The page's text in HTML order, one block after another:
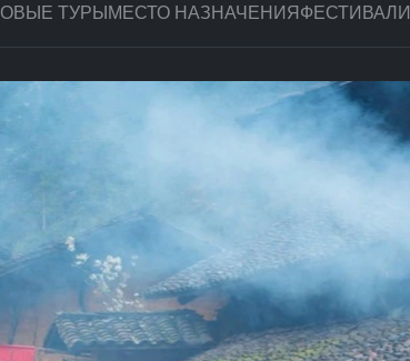
ТУРЫМЕСТО НАЗНАЧЕНИЯФЕСТИВАЛИ